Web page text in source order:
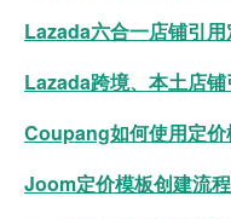
Lazada六合一店铺引
Lazada跨境、本土店
Coupang如何使用定价
Joom定价模板创建流程